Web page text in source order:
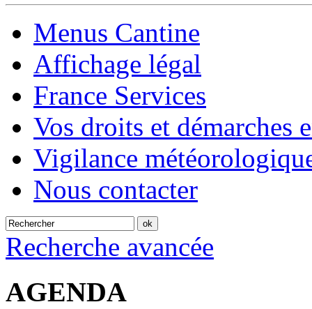
Menus Cantine
Affichage légal
France Services
Vos droits et démarches
Vigilance
Nous contacter
Recherche avancée
AGENDA